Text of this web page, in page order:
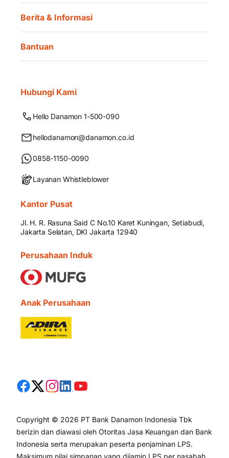
Berita & Informasi
Bantuan
Hubungi Kami
Hello Danamon 1-500-090
hellodanamon@danamon.co.id
0858-1150-0090
Layanan Whistleblower
Kantor Pusat
Jl. H. R. Rasuna Said C No.10 Karet Kuningan, Setiabudi,
Jakarta Selatan, DKI Jakarta 12940
Perusahaan Induk
Anak Perusahaan
Copyright © 2026 PT Bank Danamon Indonesia Tbk
berizin dan diawasi oleh Otoritas Jasa Keuangan dan Bank
Indonesia serta merupakan peserta penjaminan LPS.
Maksimum nilai simpanan yang dijamin LPS per nasabah